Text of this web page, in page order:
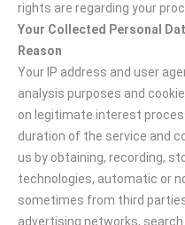
rights are regarding your
Your Collected Personal
Reason
Your IP address and user
analysis purposes and
on legitimate interest
duration of the service and
us by obtaining, recording,
technologies, automatic or
sometimes from third
advertising networks,